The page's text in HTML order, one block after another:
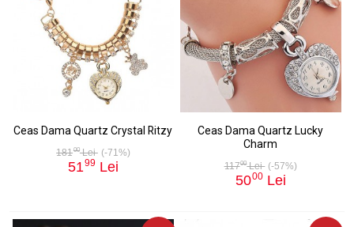
Ceas Dama Quartz Crystal Ritzy
18100Lei (-71%)
5199 Lei
Ceas Dama Quartz Lucky
Charm
11700Lei (-57%)
5000 Lei